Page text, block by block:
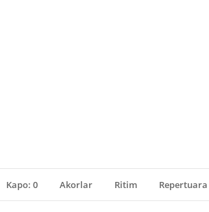
Kapo: 0 Akorlar Ritim Repertuara